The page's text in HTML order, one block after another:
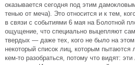
оказывается сегодня под этим
тенью от меча). Это относится и к тем,
в связи с событиями 6 мая на Болотной
ощущение, что специально выцепляют
твердых — даже тех, кого не было на
некоторый список лиц, которым пытаются
кем-то разобраться, потому что видят: